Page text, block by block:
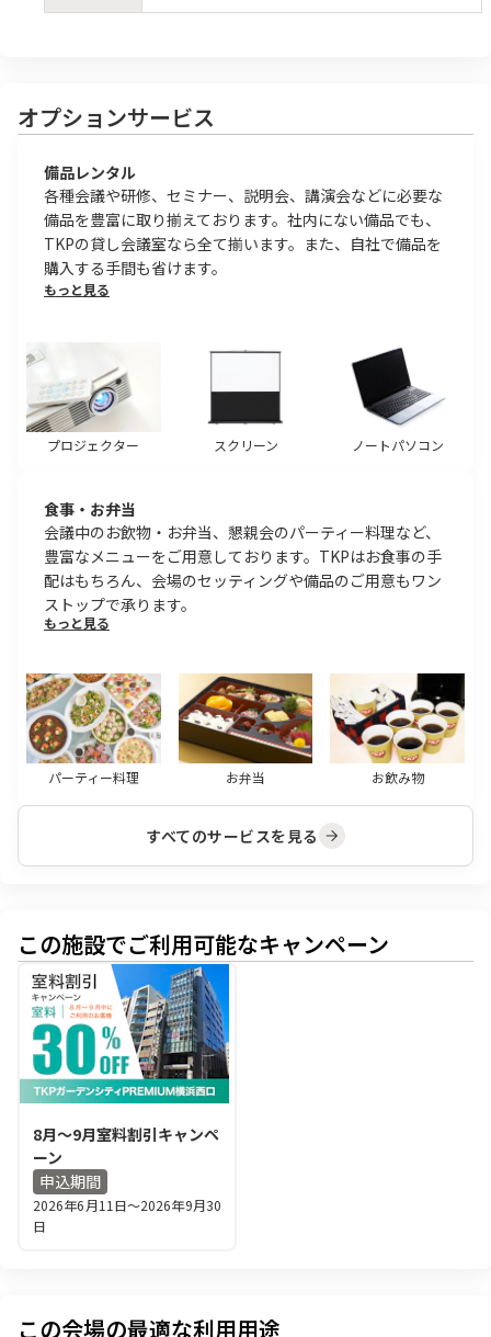
オプションサービス
備品レンタル
各種会議や研修、セミナー、説明会、講演会などに必要な
備品を豊富に取り揃えております。社内にない備品でも、
TKPの貸し会議室なら全て揃います。また、自社で備品を
購入する手間も省けます。
もっと見る
プロジェクター スクリーン ノートパソコン
食事・お弁当
会議中のお飲物・お弁当、懇親会のパーティー料理など、
豊富なメニューをご用意しております。TKPはお食事の手
配はもちろん、会場のセッティングや備品のご用意もワン
ストップで承ります。
もっと見る
パーティー料理 お弁当 お飲み物
すべてのサービスを見る
この施設でご利用可能なキャンペーン
8月～9月室料割引キャンペ
ーン
申込期間
2026年6月11日〜2026年9月30
日
この会場の最適な利用用途